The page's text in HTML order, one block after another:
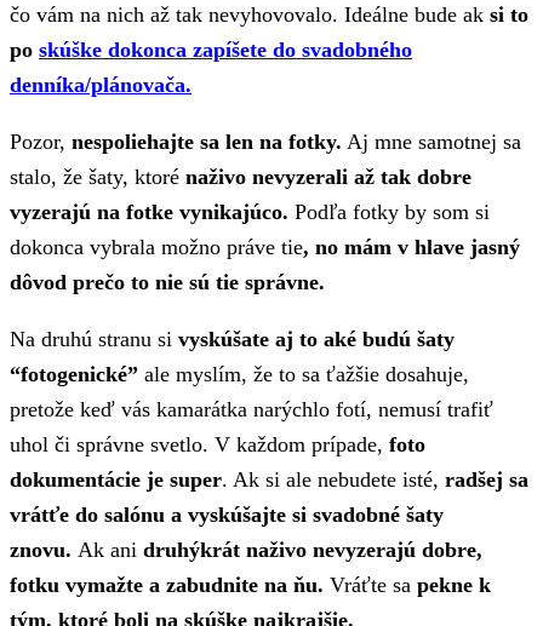
čo vám na nich až tak nevyhovovalo. Ideálne bude ak si to
po skúške dokonca zapíšete do svadobného
denníka/plánovača.
Pozor, nespoliehajte sa len na fotky. Aj mne samotnej sa
stalo, že šaty, ktoré naživo nevyzerali až tak dobre
vyzerajú na fotke vynikajúco. Podľa fotky by som si
dokonca vybrala možno práve tie, no mám v hlave jasný
dôvod prečo to nie sú tie správne.
Na druhú stranu si vyskúšate aj to aké budú šaty
“fotogenické” ale myslím, že to sa ťažšie dosahuje,
pretože keď vás kamarátka narýchlo fotí, nemusí trafiť
uhol či správne svetlo. V každom prípade, foto
dokumentácie je super. Ak si ale nebudete isté, radšej sa
vrátťe do salónu a vyskúšajte si svadobné šaty
znovu. Ak ani druhýkrát naživo nevyzerajú dobre,
fotku vymažte a zabudnite na ňu. Vráťte sa pekne k
tým, ktoré boli na skúške najkrajšie.